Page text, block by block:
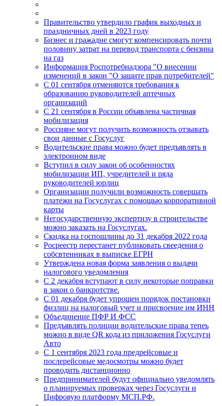
Правительство утвердило график выходных и
праздничных дней в 2023 году
Бизнес и гражадне смогут компенсировать почти
половину затрат на перевод транспорта с бензина
на газ
Информация Роспотребнадзора "О внесении
изменений в закон "О защите прав потребителей"
С 01 сентября отменяются требования к
образованию руководителей аптечных
организаций
С 21 сентября в России объявлена частичная
мобилизация
Россияне могут получить возможность отзывать
свои данные с Госуслуг
Водительские права можно будет предъявлять в
электронном виде
Вступил в силу закон об особенностях
мобилизации ИП, учредителей и ряда
руководителей юрлиц
Организации получили возможность совершать
платежи на Госуслугах с помощью корпоративной
карты
Негосударственную экспертизу в строительстве
можно заказать на Госуслугах.
Скидка на госпошлины до 31 декабря 2022 года
Росреестр перестанет публиковать свеедения о
собсвтенниках в выписке ЕГРН
Утверждена новая форма заявления о выдачи
налогового уведомления
С 2 декабря вступают в силу некоторые поправки
в закон о банкротстве.
C 01 декабря будет упрощен порядок постановки
физлиц на налоговый учет и присвоение им ИНН
Объединение ПФР И ФСС
Предъявлять полиции водительские права тепеь
можно в виде QR кода из приложения Госуслуги
Авто
С 1 сентября 2023 года предрейсовые и
послерейсовые медосмотры можно будет
проводить дистанционно
Предпринимателей будут официально уведомлять
о планируемых проверках через Госуслуги и
Цифровую платформу МСП.РФ.